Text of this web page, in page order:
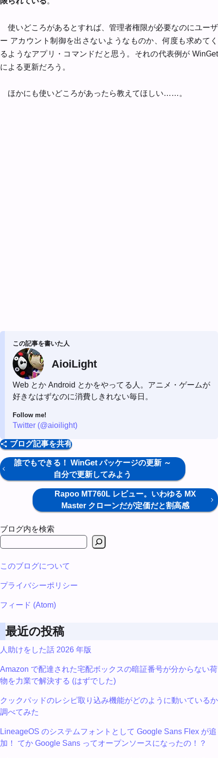
使いどころがあるとすれば、管理者権限が必要なのにユーザ
ー アカウント制御を出さないようなものか、何度も求めてく
るようなアプリ・コマンドだと思う。それの代表例が WinGet
による更新だろう。
ほかにも使いどころがあったら教えてほしい……。
この記事を書いた人
AioiLight
Web とか Android とかをやってる人。アニメ・ゲームが
好きなはずなのに消費しきれない毎日。
Follow me!
Twitter (@aioilight)
ブログ記事を共有
誰でもできる！ WinGet パッケージの更新 ～
自分で更新してみよう
Rapoo MT760L レビュー。いわゆる MX
Master クローンだが定価だと割高感
ブログ内を検索
このブログについて
プライバシーポリシー
フィード (Atom)
最近の投稿
人助けをした話 2026 年版
Amazon で配達された宅配ボックスの暗証番号が分からない荷
物を力業で解決する (はずでした)
クックパッドのレシピ取り込み機能がどのように動いているか
調べてみた
LineageOS のシステムフォントとして Google Sans Flex が追
加！ てか Google Sans ってオープンソースになったの！？